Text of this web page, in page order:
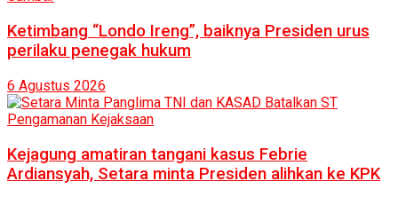
Ketimbang “Londo Ireng”, baiknya Presiden urus
perilaku penegak hukum
6 Agustus 2026
Kejagung amatiran tangani kasus Febrie
Ardiansyah, Setara minta Presiden alihkan ke KPK